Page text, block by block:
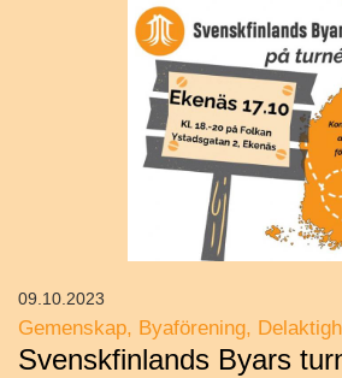
Gemenskap Byaförening
Svenskfinlands Byars
09.10.2023